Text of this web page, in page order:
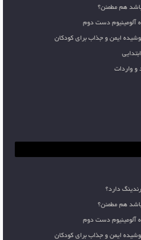
هم مطمئن؟
آلومینیوم دست دوم
ایمن و جذاب برای کودکان
و واردات
دارد؟
هم مطمئن؟
آلومینیوم دست دوم
ایمن و جذاب برای کودکان